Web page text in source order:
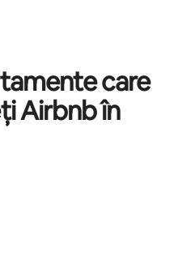
care
Airbnb în